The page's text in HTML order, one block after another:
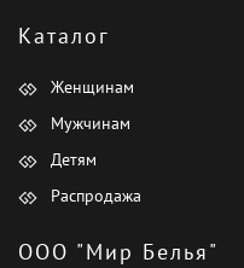
Каталог
Женщинам
Мужчинам
Детям
Распродажа
ООО "Мир Белья"